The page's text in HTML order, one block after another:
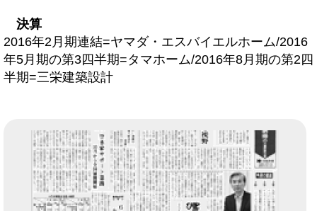
決算
2016年2月期連結=ヤマダ・エスバイエルホーム/2016
年5月期の第3四半期=タマホーム/2016年8月期の第2四
半期=三栄建築設計